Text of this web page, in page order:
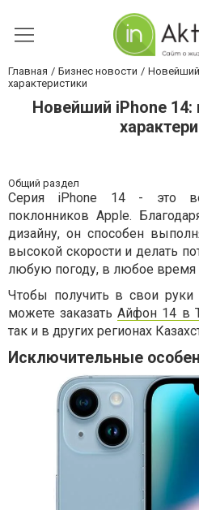
Главная Бизнес новости
Новейший
характеристики
Новейший iPhone
Общий раздел
Серия iPhone 14 - это
поклонников Apple.
дизайну, он способен
высокой скорости и делать
любую погоду, в любое время
Чтобы получить в свои
можете заказатьАйфон 14 в
так и в других регионах
Исключительные